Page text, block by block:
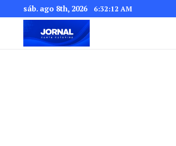
sáb. ago 8th, 2026 6:32:14 AM